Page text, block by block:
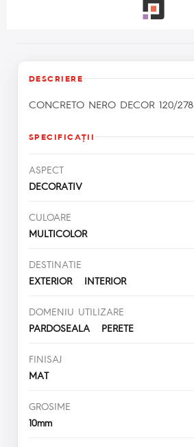
DESCRIERE
CONCRETO NERO DECOR 120/278
SPECIFICAŢII
ASPECT
DECORATIV
CULOARE
MULTICOLOR
DESTINATIE
EXTERIOR INTERIOR
DOMENIU UTILIZARE
PARDOSEALA PERETE
FINISAJ
MAT
GROSIME
10mm